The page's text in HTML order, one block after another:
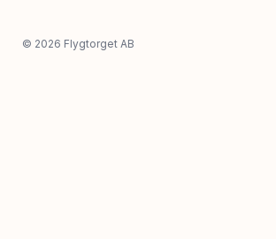
© 2026 Flygtorget AB